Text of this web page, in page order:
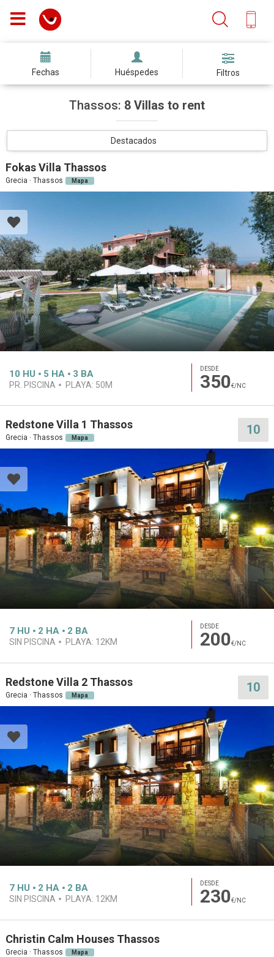
Fechas Huéspedes Filtros
Thassos: 8 Villas to rent
Destacados
Fokas Villa Thassos
Grecia · Thassos Mapa
10 HU 5 HA 3 BA
PR. PISCINA PLAYA: 50M
DESDE
350€/NC
Redstone Villa 1 Thassos
Grecia · Thassos Mapa
10
7 HU 2 HA 2 BA
SIN PISCINA PLAYA: 12KM
DESDE
200€/NC
Redstone Villa 2 Thassos
Grecia · Thassos Mapa
10
7 HU 2 HA 2 BA
SIN PISCINA PLAYA: 12KM
DESDE
230€/NC
Christin Calm Houses Thassos
Grecia · Thassos Mapa